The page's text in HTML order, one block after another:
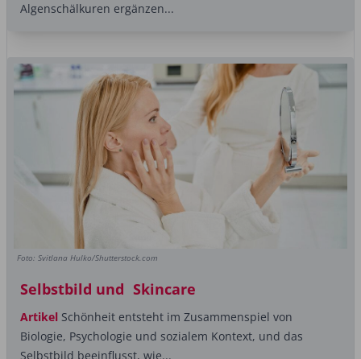
Algenschälkuren ergänzen...
Foto: Svitlana Hulko/Shutterstock.com
Selbstbild und Skincare
Artikel Schönheit entsteht im Zusammenspiel von
Biologie, Psychologie und sozialem ­Kontext, und das
Selbstbild beeinflusst, wie...